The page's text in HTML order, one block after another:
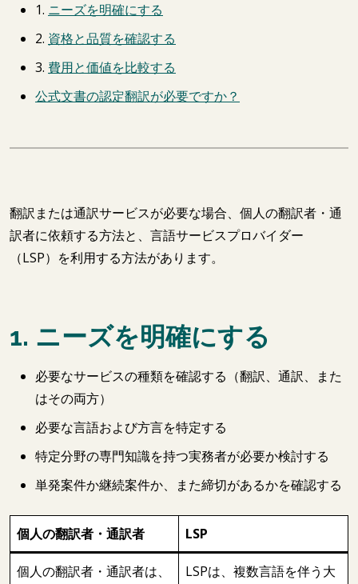
1. ニーズを明確にする
2. 資格と品質を確認する
3. 費用と価値を比較する
公式文書の認定翻訳が必要ですか？
翻訳または通訳サービスが必要な場合、個人の翻訳者・通
訳者に依頼する方法と、言語サービスプロバイダー
（LSP）を利用する方法があります。
1. ニーズを明確にする
必要なサービスの種類を確認する（翻訳、通訳、また
はその両方）
必要な言語および方言を特定する
特定分野の専門知識を持つ実務者が必要か検討する
単発案件か継続案件か、また締切があるかを確認する
個人の翻訳者・通訳者 LSP
個人の翻訳者・通訳者は、
LSPは、複数言語を伴う大